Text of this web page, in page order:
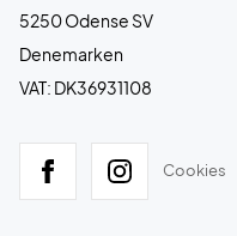
5250 Odense SV
Denemarken
VAT: DK36931108
Cookies